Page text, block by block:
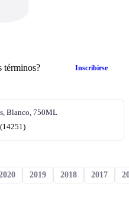
términos? Inscribirse
Blanco, 750ML
2019 2018 2017